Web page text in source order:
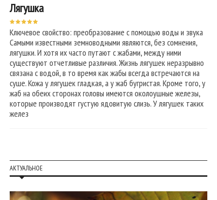
Лягушка
Ключевое свойство: преобразование с помощью воды и звука
Самыми известными земноводными являются, без сомнения,
лягушки. И хотя их часто путают с жабами, между ними
существуют отчетливые различия. Жизнь лягушек неразрывно
связана с водой, в то время как жабы всегда встречаются на
суше. Кожа у лягушек гладкая, а у жаб бугристая. Кроме того, у
жаб на обеих сторонах головы имеются околоушные железы,
которые производят густую ядовитую слизь. У лягушек таких
желез
АКТУАЛЬНОЕ